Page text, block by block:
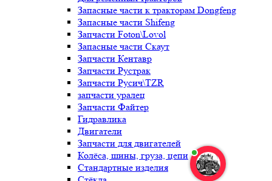
Запасные части к тракторам Dongfeng
Запасные части Shifeng
Запчасти Foton\Lovol
Запасные части Скаут
Запчасти Кентавр
Запчасти Рустрак
Запчасти Русич\TZR
запчасти уралец
Запчасти Файтер
Гидравлика
Двигатели
Запчасти для двигателей
Колёса, шины, груза, цепи
Стандартные изделия